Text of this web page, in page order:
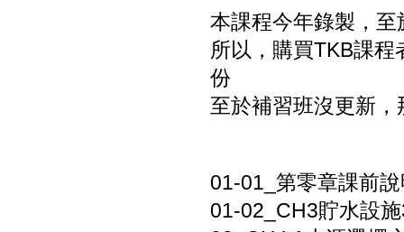
本課程今年錄製，
所以，購買TKB課
份
至於補習班沒更新
01-01_第零章課前
01-02_CH3貯水設